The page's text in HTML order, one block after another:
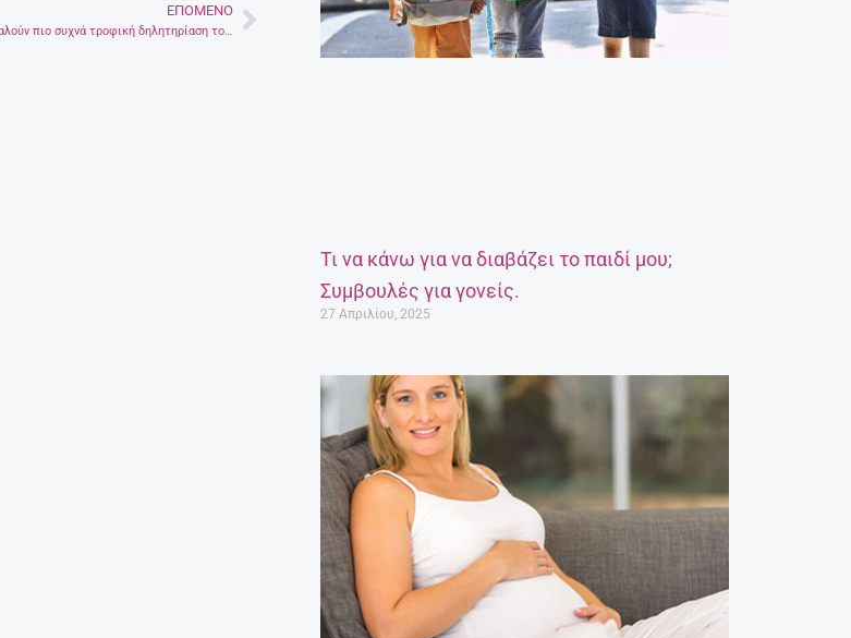
ΕΠΌΜΕΝΟ
Ποια προϊόντα προκαλούν πιο συχνά τροφική δηλητηρίαση το καλοκαίρι;Next
Τι να κάνω για να διαβάζει το παιδί μου;
Συμβουλές για γονείς.
27 Απριλίου, 2025